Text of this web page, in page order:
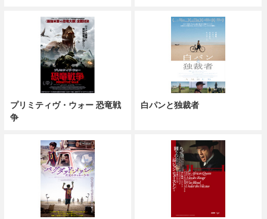
プリミティヴ・ウォー 恐竜戦
争
白パンと独裁者